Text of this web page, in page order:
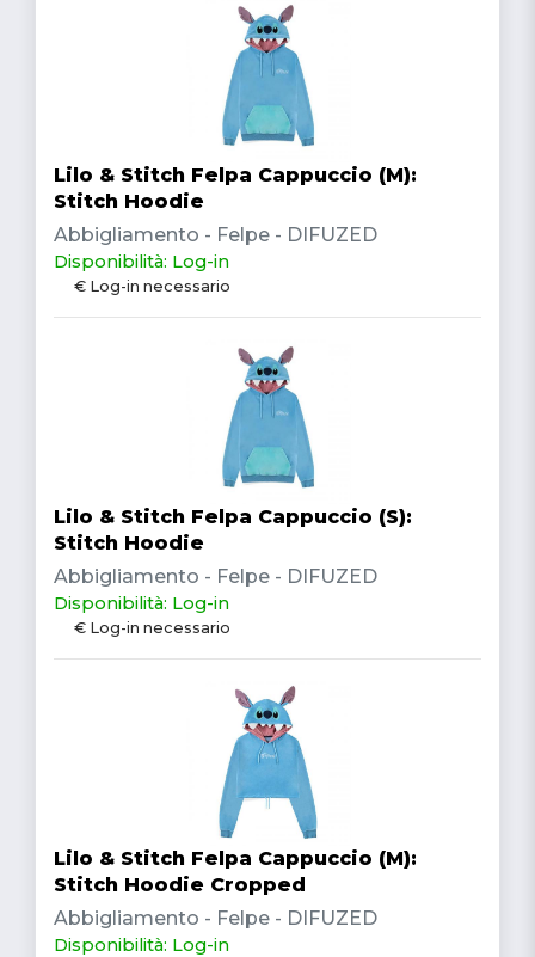
Lilo & Stitch Felpa Cappuccio (M):
Stitch Hoodie
Abbigliamento - Felpe - DIFUZED
Disponibilità: Log-in
€ Log-in necessario
Lilo & Stitch Felpa Cappuccio (S):
Stitch Hoodie
Abbigliamento - Felpe - DIFUZED
Disponibilità: Log-in
€ Log-in necessario
Lilo & Stitch Felpa Cappuccio (M):
Stitch Hoodie Cropped
Abbigliamento - Felpe - DIFUZED
Disponibilità: Log-in